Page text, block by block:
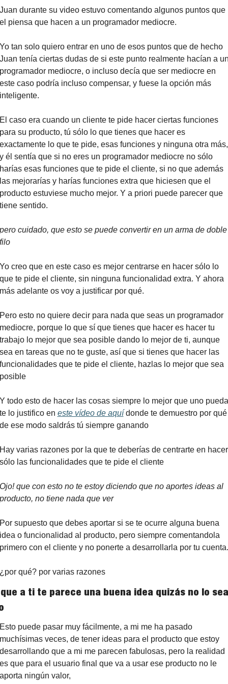
durante su video estuvo comentando algunos puntos que
piensa que hacen a un programador mediocre.
tan solo quiero entrar en uno de esos puntos que de hecho
tenía ciertas dudas de si este punto realmente hacían a
mediocre, o incluso decía que ser mediocre en
caso podría incluso compensar, y fuese la opción más
caso era cuando un cliente te pide hacer ciertas funciones
su producto, tú sólo lo que tienes que hacer es
lo que te pide, esas funciones y ninguna otra más,
él sentía que si no eres un programador mediocre no sólo
esas funciones que te pide el cliente, si no que además
mejorarías y harías funciones extra que hiciesen que el
estuviese mucho mejor. Y a priori puede parecer que
sentido.
cuidado, que esto se puede convertir en un arma de doble
creo que en este caso es mejor centrarse en hacer sólo lo
te pide el cliente, sin ninguna funcionalidad extra. Y ahora
adelante os voy a justificar por qué.
esto no quiere decir para nada que seas un programador
porque lo que sí que tienes que hacer es hacer tu
lo mejor que sea posible dando lo mejor de ti, aunque
en tareas que no te guste, así que si tienes que hacer las
que te pide el cliente, hazlas lo mejor que sea
todo esto de hacer las cosas siempre lo mejor que uno pueda
lo justifico en este vídeo de aquí donde te demuestro por qué
ese modo saldrás tú siempre ganando
varias razones por la que te deberías de centrarte en hacer
las funcionalidades que te pide el cliente
que con esto no te estoy diciendo que no aportes ideas al
no tiene nada que ver
supuesto que debes aportar si se te ocurre alguna buena
o funcionalidad al producto, pero siempre comentandola
con el cliente y no ponerte a desarrollarla por tu cuenta.
qué? por varias razones
a ti te parece una buena idea quizás no lo sea
puede pasar muy fácilmente, a mi me ha pasado
veces, de tener ideas para el producto que estoy
que a mi me parecen fabulosas, pero la realidad
que para el usuario final que va a usar ese producto no le
ningún valor,